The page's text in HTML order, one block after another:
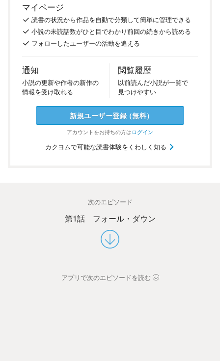
マイページ
読書の状況から作品を自動で分類して簡単に管理できる
小説の未読話数がひと目でわかり前回の続きから読める
フォローしたユーザーの活動を追える
通知
小説の更新や作者の新作の
情報を受け取れる
閲覧履歴
以前読んだ小説が一覧で
見つけやすい
新規ユーザー登録（無料）
アカウントをお持ちの方はログイン
カクヨムで可能な読書体験をくわしく知る
次のエピソード
第1話 フォール・ダウン
アプリで次のエピソードを読む